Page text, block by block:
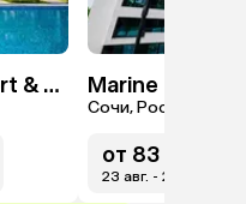
Nha Trang Marriott Resort & Spa, Hon Tre Island
Сочи, Россия
от 83 140 ₽
23 авг. - 29 авг., 6